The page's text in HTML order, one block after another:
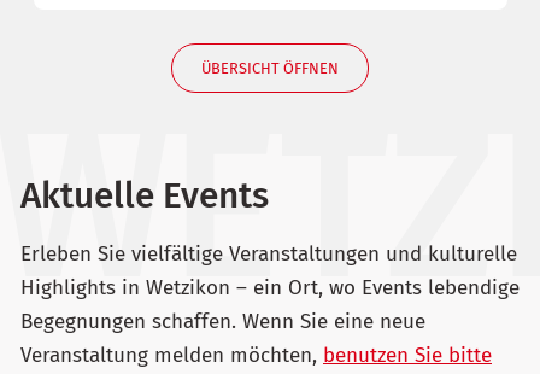
ÜBERSICHT ÖFFNEN
Aktuelle Events
Erleben Sie vielfältige Veranstaltungen und kulturelle
Highlights in Wetzikon – ein Ort, wo Events lebendige
Begegnungen schaffen. Wenn Sie eine neue
Veranstaltung melden möchten, benutzen Sie bitte